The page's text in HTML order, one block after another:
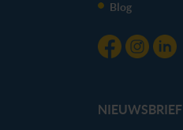
Blog
NIEUWSBRIEF